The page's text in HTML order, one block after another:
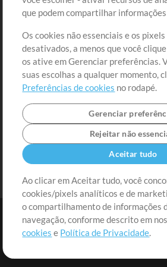
Solicite uma Música
Extras
Sessões
Envie seu conteúdo
Playlist
MT Conference
Ir ao
Termos | Política de
que podem compartilhar
Os cookies não essenciais e os
desativados, a menos que você
os ative em Gerenciar preferências.
suas escolhas a qualquer momento,
Preferências de cookies no rodapé.
Gerenciar
Rejeitar não
Aceitar tudo
Ao clicar em Aceitar tudo, você
cookies/pixels analíticos e de
o compartilhamento de informações
navegação, conforme descrito em
cookies e Política de Privacidade.